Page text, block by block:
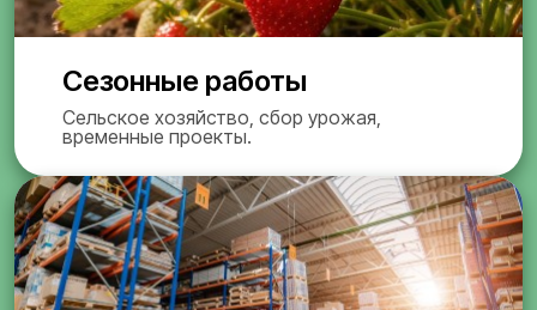
Сезонные работы
Сельское хозяйство, сбор урожая,
временные проекты.